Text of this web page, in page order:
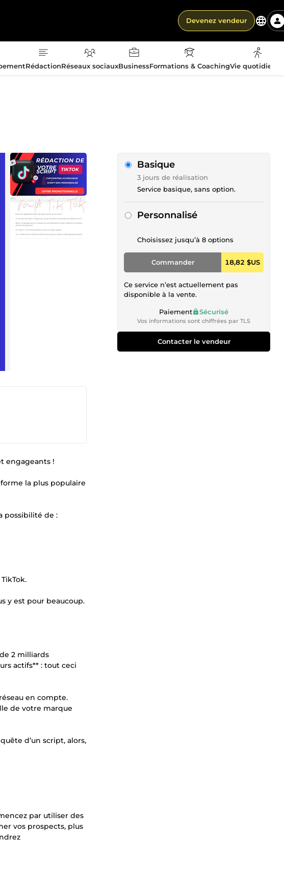
Devenez vendeur
RédactionRéseaux sociauxBusinessFormations & CoachingVie
engageants !
la plus populaire
possibilité de :
y est pour beaucoup.
2 milliards
actifs** : tout ceci
en compte.
de votre marque
d’un script, alors,
par utiliser des
vos prospects, plus
Basique
3 jours de réalisation
Service basique, sans option.
Personnalisé
Choisissez jusqu’à 8 options
Commander 18,82 $US
Ce service n’est actuellement pas
disponible à la vente.
Paiement Sécurisé
Vos informations sont chiffrées par TLS
Contacter le vendeur